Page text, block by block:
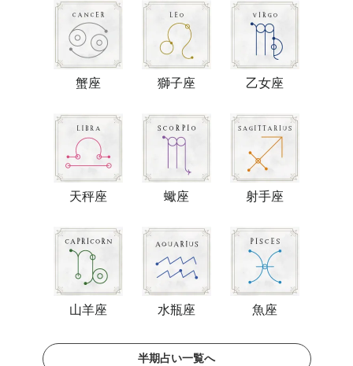
蟹座 獅子座 乙女座
天秤座 蠍座 射手座
山羊座 水瓶座 魚座
半期占い一覧へ